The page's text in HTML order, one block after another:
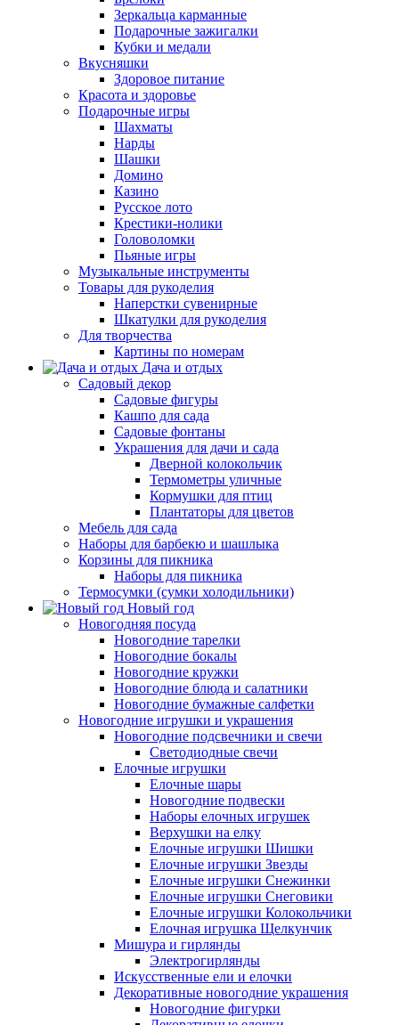
Зеркальца карманные
Подарочные зажигалки
Кубки и медали
Вкусняшки
Здоровое питание
Красота и здоровье
Подарочные игры
Шахматы
Нарды
Шашки
Домино
Казино
Русское лото
Крестики-нолики
Головоломки
Пьяные игры
Музыкальные инструменты
Товары для рукоделия
Наперстки сувенирные
Шкатулки для рукоделия
Для творчества
Картины по номерам
Дача и отдых
Садовый декор
Садовые фигуры
Кашпо для сада
Садовые фонтаны
Украшения для дачи и сада
Дверной колокольчик
Термометры уличные
Кормушки для птиц
Плантаторы для цветов
Мебель для сада
Наборы для барбекю и шашлыка
Корзины для пикника
Наборы для пикника
Термосумки (сумки холодильники)
Новый год
Новогодняя посуда
Новогодние тарелки
Новогодние бокалы
Новогодние кружки
Новогодние блюда и салатники
Новогодние бумажные салфетки
Новогодние игрушки и украшения
Новогодние подсвечники и свечи
Светодиодные свечи
Елочные игрушки
Елочные шары
Новогодние подвески
Наборы елочных игрушек
Верхушки на елку
Елочные игрушки Шишки
Елочные игрушки Звезды
Елочные игрушки Снежинки
Елочные игрушки Снеговики
Елочные игрушки Колокольчики
Елочная игрушка Щелкунчик
Мишура и гирлянды
Электрогирлянды
Искусственные ели и елочки
Декоративные новогодние украшения
Новогодние фигурки